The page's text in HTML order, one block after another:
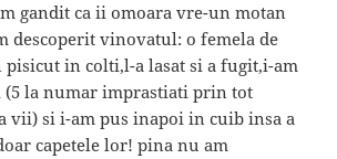
gandit ca ii omoara vre-un motan
descoperit vinovatul: o femela de
in colti,l-a lasat si a fugit,i-am
la numar imprastiati prin tot
vii) si i-am pus inapoi in cuib insa a
capetele lor! pina nu am